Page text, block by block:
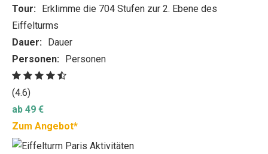
Tour: Erklimme die 704 Stufen zur 2. Ebene des
Eiffelturms
Dauer: Dauer
Personen: Personen
(4.6)
ab 49 €
Zum Angebot*